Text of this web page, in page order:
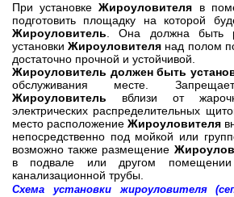
При установкеЖироуловителя в
подготовить площадку на которой
Жироуловитель. Она должна быть
установкиЖироуловителя над полом
достаточно прочной и устойчивой.
Жироуловитель должен быть
обслуживания месте.
Жироуловитель вблизи от
электрических распределительных
место расположение Жироуловителя
непосредственно под мойкой или
возможно также размещение
в подвале или другом
канализационной трубы.
Схема установки жироуловителя